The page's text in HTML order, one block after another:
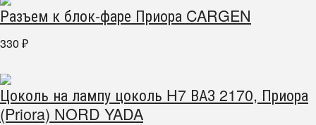
Разъем к блок-фаре Приора CARGEN
330 ₽
Цоколь на лампу цоколь H7 ВАЗ 2170, Приора
(Priora) NORD YADA